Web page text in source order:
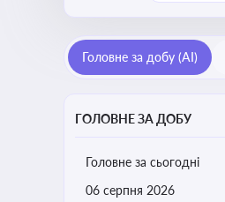
Головне за добу (AI)
ГОЛОВНЕ ЗА ДОБУ
Головне за сьогодні
06 серпня 2026